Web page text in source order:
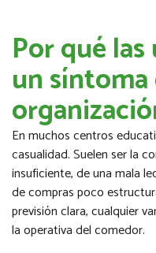
Por qué
un síntoma
En muchos centros
casualidad. Suelen ser la
insuficiente, de una mala
de compras poco
previsión clara, cualquier
la operativa del comedor.